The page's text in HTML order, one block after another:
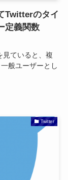
Twitterのタイ
定義関数
見ていると、複
般ユーザーとし
Twitter